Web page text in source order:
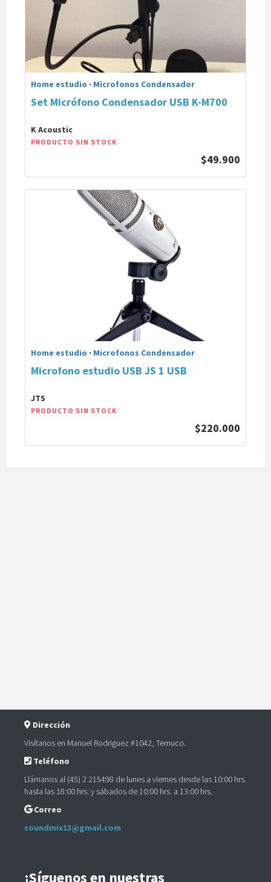
Home estudio · Microfonos Condensador
Set Micrófono Condensador USB K-M700
K Acoustic
PRODUCTO SIN STOCK
$49.900
Home estudio · Microfonos Condensador
Microfono estudio USB JS 1 USB
JTS
PRODUCTO SIN STOCK
$220.000
Dirección
Visítanos en Manuel Rodriguez #1042, Temuco.
Teléfono
Llámanos al (45) 2 215498 de lunes a viernes desde las 10:00 hrs.
hasta las 18:00 hrs. y sábados de 10:00 hrs. a 13:00 hrs.
Correo
soundmix13@gmail.com
¡Síguenos en nuestras